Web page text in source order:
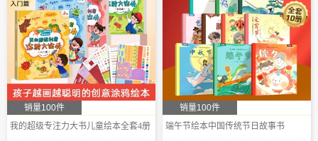
销量100件
我的超级专注力大书儿童绘本全套4册
销量100件
端午节绘本中国传统节日故事书